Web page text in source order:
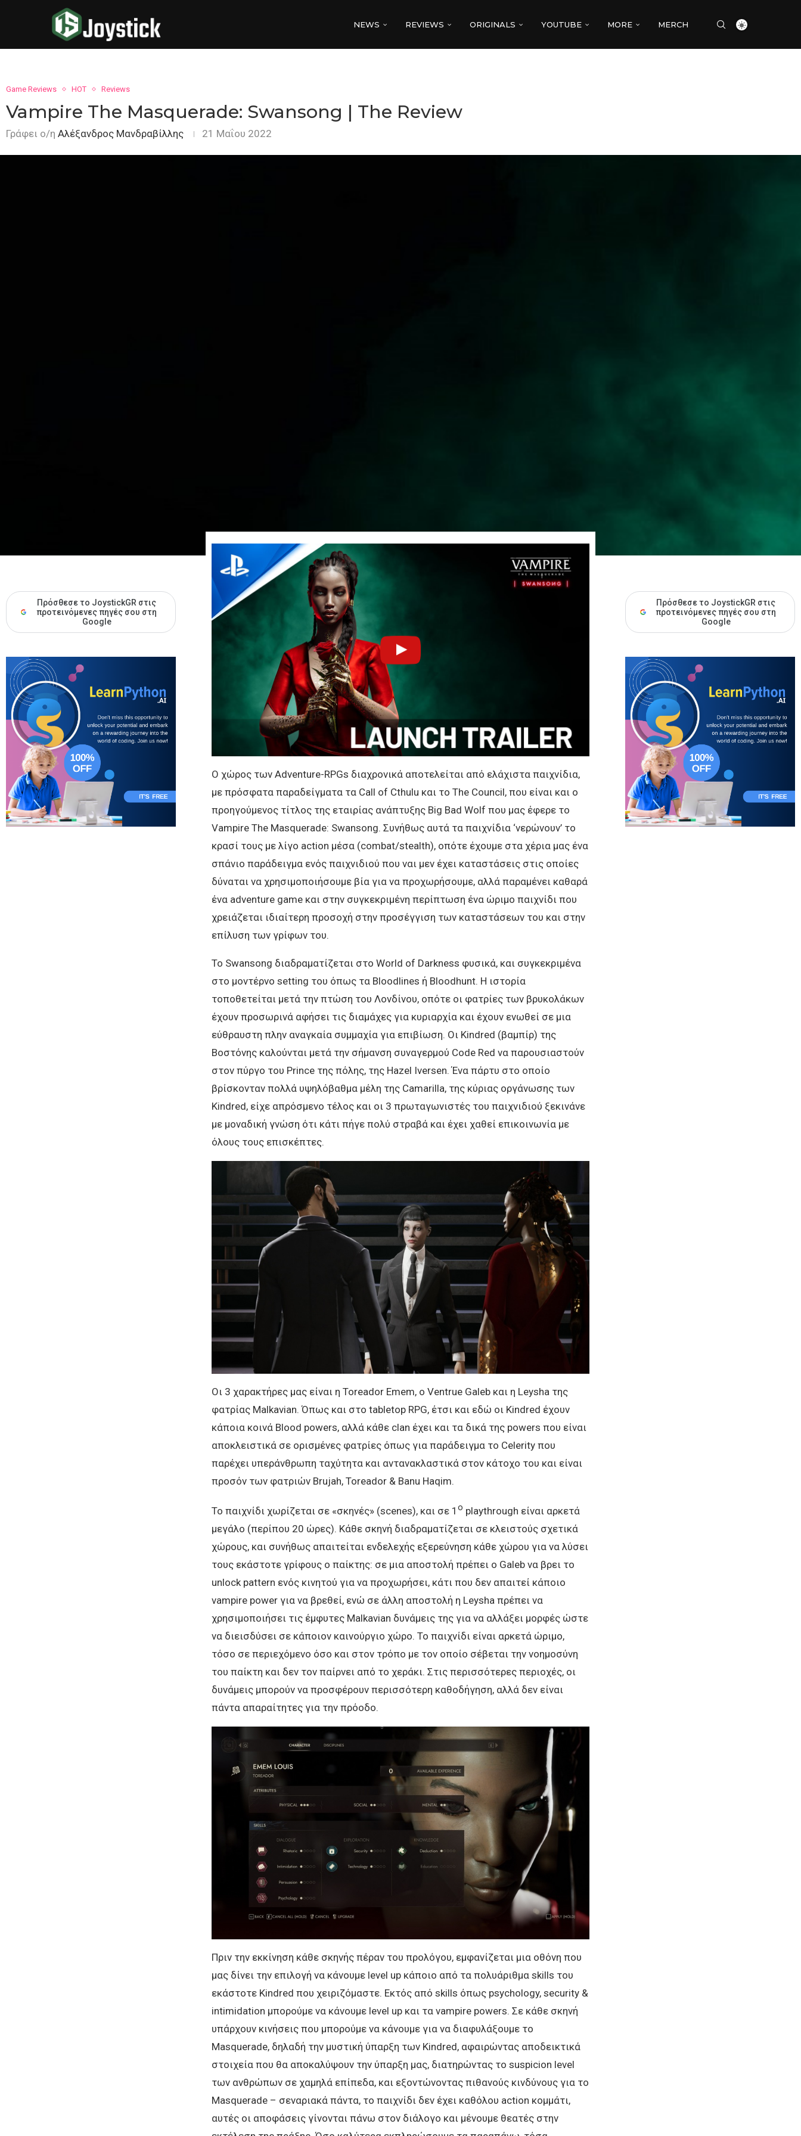
NEWS REVIEWS ORIGINALS YOUTUBE MORE MERCH
Game Reviews HOT Reviews
Vampire The Masquerade: Swansong | The Review
Γράφει ο/η Αλέξανδρος Μανδραβίλλης 21 Μαΐου 2022
Ο χώρος των Adventure-RPGs διαχρονικά αποτελείται από ελάχιστα παιχνίδια,
με πρόσφατα παραδείγματα τα Call of Cthulu και το The Council, που είναι και ο
προηγούμενος τίτλος της εταιρίας ανάπτυξης Big Bad Wolf που μας έφερε το
Vampire The Masquerade: Swansong. Συνήθως αυτά τα παιχνίδια ‘νερώνουν’ το
κρασί τους με λίγο action μέσα (combat/stealth), οπότε έχουμε στα χέρια μας ένα
σπάνιο παράδειγμα ενός παιχνιδιού που ναι μεν έχει καταστάσεις στις οποίες
δύναται να χρησιμοποιήσουμε βία για να προχωρήσουμε, αλλά παραμένει καθαρά
ένα adventure game και στην συγκεκριμένη περίπτωση ένα ώριμο παιχνίδι που
χρειάζεται ιδιαίτερη προσοχή στην προσέγγιση των καταστάσεων του και στην
επίλυση των γρίφων του.
Το Swansong διαδραματίζεται στο World of Darkness φυσικά, και συγκεκριμένα
στο μοντέρνο setting του όπως τα Bloodlines ή Bloodhunt. Η ιστορία
τοποθετείται μετά την πτώση του Λονδίνου, οπότε οι φατρίες των βρυκολάκων
έχουν προσωρινά αφήσει τις διαμάχες για κυριαρχία και έχουν ενωθεί σε μια
εύθραυστη πλην αναγκαία συμμαχία για επιβίωση. Οι Kindred (βαμπίρ) της
Βοστόνης καλούνται μετά την σήμανση συναγερμού Code Red να παρουσιαστούν
στον πύργο του Prince της πόλης, της Hazel Iversen. Ένα πάρτυ στο οποίο
βρίσκονταν πολλά υψηλόβαθμα μέλη της Camarilla, της κύριας οργάνωσης των
Kindred, είχε απρόσμενο τέλος και οι 3 πρωταγωνιστές του παιχνιδιού ξεκινάνε
με μοναδική γνώση ότι κάτι πήγε πολύ στραβά και έχει χαθεί επικοινωνία με
όλους τους επισκέπτες.
Οι 3 χαρακτήρες μας είναι η Toreador Emem, ο Ventrue Galeb και η Leysha της
φατρίας Malkavian. Όπως και στο tabletop RPG, έτσι και εδώ οι Kindred έχουν
κάποια κοινά Blood powers, αλλά κάθε clan έχει και τα δικά της powers που είναι
αποκλειστικά σε ορισμένες φατρίες όπως για παράδειγμα το Celerity που
παρέχει υπεράνθρωπη ταχύτητα και αντανακλαστικά στον κάτοχο του και είναι
προσόν των φατριών Brujah, Toreador & Banu Haqim.
Το παιχνίδι χωρίζεται σε «σκηνές» (scenes), και σε 1 ο playthrough είναι αρκετά
μεγάλο (περίπου 20 ώρες). Κάθε σκηνή διαδραματίζεται σε κλειστούς σχετικά
χώρους, και συνήθως απαιτείται ενδελεχής εξερεύνηση κάθε χώρου για να λύσει
τους εκάστοτε γρίφους ο παίκτης: σε μια αποστολή πρέπει ο Galeb να βρει το
unlock pattern ενός κινητού για να προχωρήσει, κάτι που δεν απαιτεί κάποιο
vampire power για να βρεθεί, ενώ σε άλλη αποστολή η Leysha πρέπει να
χρησιμοποιήσει τις έμφυτες Malkavian δυνάμεις της για να αλλάξει μορφές ώστε
να διεισδύσει σε κάποιον καινούργιο χώρο. Το παιχνίδι είναι αρκετά ώριμο,
τόσο σε περιεχόμενο όσο και στον τρόπο με τον οποίο σέβεται την νοημοσύνη
του παίκτη και δεν τον παίρνει από το χεράκι. Στις περισσότερες περιοχές, οι
δυνάμεις μπορούν να προσφέρουν περισσότερη καθοδήγηση, αλλά δεν είναι
πάντα απαραίτητες για την πρόοδο.
Πριν την εκκίνηση κάθε σκηνής πέραν του προλόγου, εμφανίζεται μια οθόνη που
μας δίνει την επιλογή να κάνουμε level up κάποιο από τα πολυάριθμα skills του
εκάστοτε Kindred που χειριζόμαστε. Εκτός από skills όπως psychology, security &
intimidation μπορούμε να κάνουμε level up και τα vampire powers. Σε κάθε σκηνή
υπάρχουν κινήσεις που μπορούμε να κάνουμε για να διαφυλάξουμε το
Masquerade, δηλαδή την μυστική ύπαρξη των Kindred, αφαιρώντας αποδεικτικά
στοιχεία που θα αποκαλύψουν την ύπαρξη μας, διατηρώντας το suspicion level
των ανθρώπων σε χαμηλά επίπεδα, και εξοντώνοντας πιθανούς κινδύνους για το
Masquerade – σεναριακά πάντα, το παιχνίδι δεν έχει καθόλου action κομμάτι,
αυτές οι αποφάσεις γίνονται πάνω στον διάλογο και μένουμε θεατές στην
Πρόσθεσε το JoystickGR στις
προτεινόμενες πηγές σου στη
Google
Πρόσθεσε το JoystickGR στις
προτεινόμενες πηγές σου στη
Google